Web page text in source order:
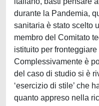
durante la Pandemia,
sanitaria è stato scelto
membro del Comitato
istituito per
Complessivamente è
del caso di studio si è
‘esercizio di stile’ che
quanto appreso nella